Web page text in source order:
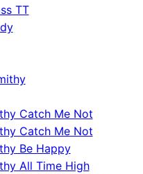
TT
Catch Me Not
Catch Me Not
Be Happy
All Time High